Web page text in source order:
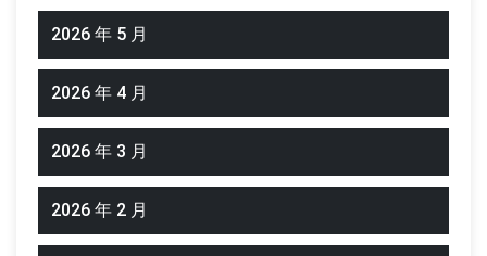
2026 年 5 月
2026 年 4 月
2026 年 3 月
2026 年 2 月